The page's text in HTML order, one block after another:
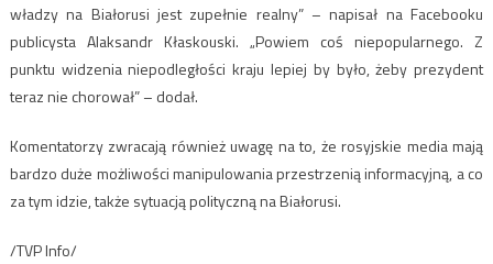
władzy na Białorusi jest zupełnie realny” – napisał na Facebooku
publicysta Alaksandr Kłaskouski. „Powiem coś niepopularnego. Z
punktu widzenia niepodległości kraju lepiej by było, żeby prezydent
teraz nie chorował” – dodał.
Komentatorzy zwracają również uwagę na to, że rosyjskie media mają
bardzo duże możliwości manipulowania przestrzenią informacyjną, a co
za tym idzie, także sytuacją polityczną na Białorusi.
/TVP Info/